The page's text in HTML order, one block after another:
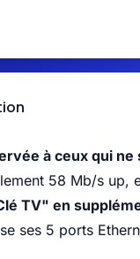
à ceux qui ne
58 Mb/s up,
TV" en
ses 5 ports